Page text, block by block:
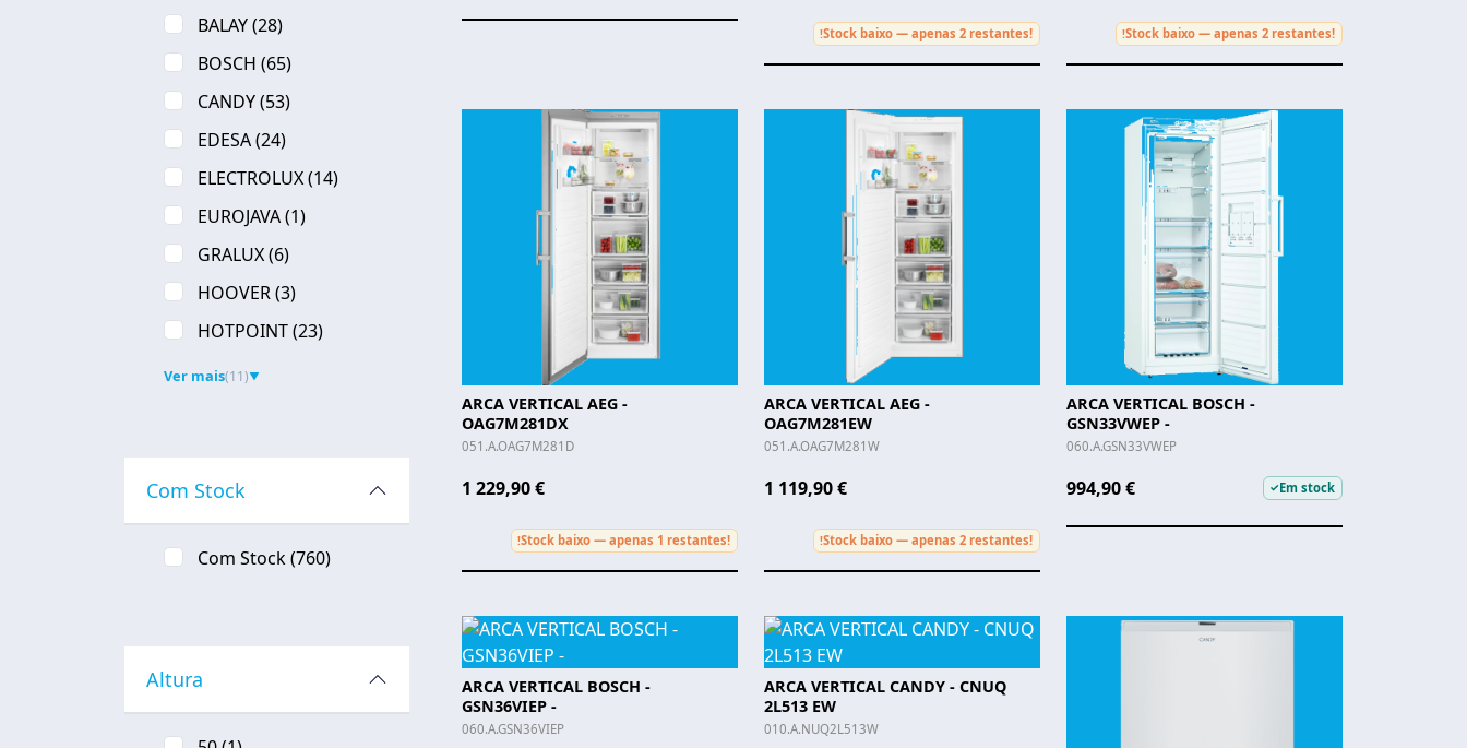
!Stock baixo — apenas 2 restantes! !Stock baixo — apenas 2 restantes!
ARCA VERTICAL AEG -
OAG7M281DX
051.A.OAG7M281D
1 229,90 €
!Stock baixo — apenas 1 restantes!
ARCA VERTICAL AEG -
OAG7M281EW
051.A.OAG7M281W
1 119,90 €
!Stock baixo — apenas 2 restantes!
ARCA VERTICAL BOSCH -
GSN33VWEP -
060.A.GSN33VWEP
994,90 € ✓Em stock
ARCA VERTICAL BOSCH -
GSN36VIEP -
060.A.GSN36VIEP
ARCA VERTICAL CANDY - CNUQ
2L513 EW
010.A.NUQ2L513W
BALAY(28)
BOSCH (65)
CANDY(53)
EDESA(24)
ELECTROLUX(14)
EUROJAVA(1)
GRALUX(6)
HOOVER(3)
HOTPOINT(23)
Ver mais(11)▼
Com Stock
Com Stock(760)
Altura